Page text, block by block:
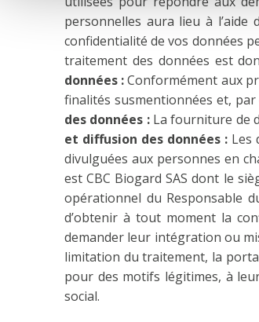
personnelles aura lieu à
confidentialité de vos données
traitement des données est
données :Conformément aux
finalités susmentionnées et,
des données : La fourniture de
et diffusion des données : Les
divulguées aux personnes en
est CBC Biogard SAS dont le
opérationnel du Responsable
d’obtenir à tout moment la
demander leur intégration ou
limitation du traitement, la
pour des motifs légitimes, à
social.